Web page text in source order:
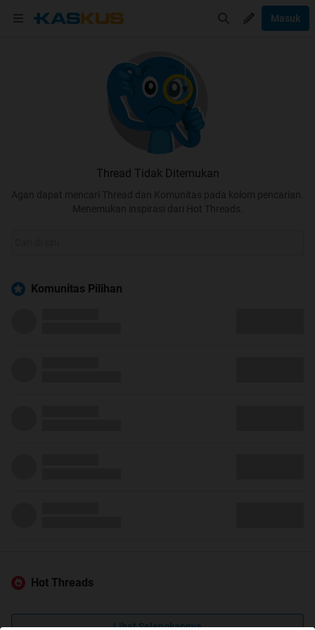
Masuk
Thread Tidak Ditemukan
Agan dapat mencari Thread dan Komunitas pada kolom pencarian.
Menemukan inspirasi dari Hot Threads.
Komunitas Pilihan
Hot Threads
Lihat Selengkapnya